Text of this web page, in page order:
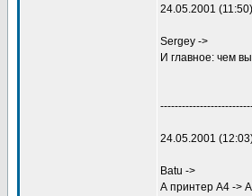
24.05.2001 (11:50)
Sergey ->
И главное: чем
24.05.2001
Batu ->
А принтер А4 ->